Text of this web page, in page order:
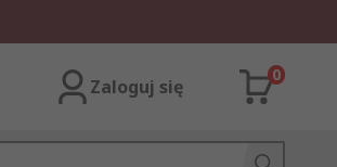
Zaloguj się
0